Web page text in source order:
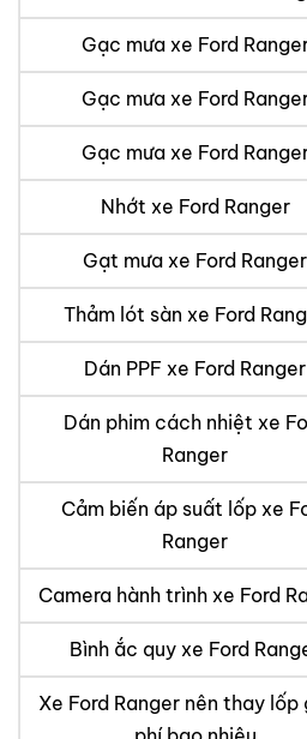
Gạc mưa xe Ford
Gạc mưa xe Ford
Gạc mưa xe Ford
Nhớt xe Ford Ranger
Gạt mưa xe Ford Ranger
Thảm lót sàn xe Ford
Dán PPF xe Ford Ranger
Dán phim cách nhiệt xe
Ranger
Cảm biến áp suất lốp xe
Ranger
Camera hành trình xe Ford
Bình ắc quy xe Ford
Xe Ford Ranger nên thay lốp